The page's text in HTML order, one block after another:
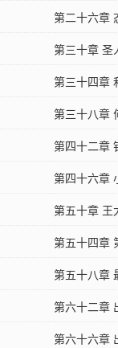
第二十六章
第三十章 圣
第三十四章
第三十八章
第四十二章
第四十六章
第五十章 王
第五十四章
第五十八章
第六十二章
第六十六章